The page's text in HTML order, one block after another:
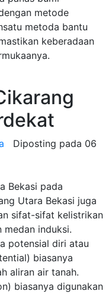
metode
metoda bantu
keberadaan
Diposting pada 06
Bekasi pada
Utara Bekasi juga
sifat-sifat kelistrikan
induksi.
potensial diri atau
biasanya
aliran air tanah.
biasanya digunakan